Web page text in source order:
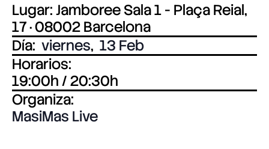
Lugar: Jamboree Sala 1 - Plaça Reial,
17 · 08002 Barcelona
Día: viernes, 13 Feb
Horarios:
19:00h / 20:30h
Organiza:
MasiMas Live